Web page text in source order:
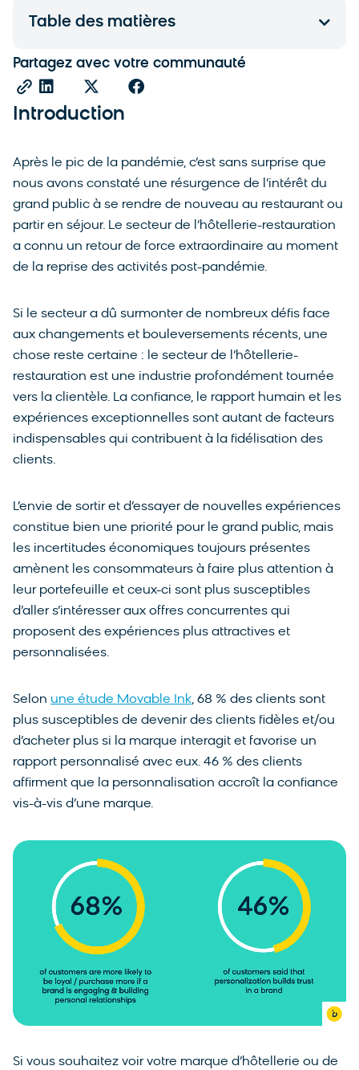
Introduction
Après le pic de la pandémie, c’est sans surprise que
nous avons constaté une résurgence de l’intérêt du
grand public à se rendre de nouveau au restaurant ou
partir en séjour. Le secteur de l’hôtellerie-restauration
a connu un retour de force extraordinaire au moment
de la reprise des activités post-pandémie.
Si le secteur a dû surmonter de nombreux défis face
aux changements et bouleversements récents, une
chose reste certaine : le secteur de l’hôtellerie-
restauration est une industrie profondément tournée
vers la clientèle. La confiance, le rapport humain et les
expériences exceptionnelles sont autant de facteurs
indispensables qui contribuent à la fidélisation des
clients.
L’envie de sortir et d’essayer de nouvelles expériences
constitue bien une priorité pour le grand public, mais
les incertitudes économiques toujours présentes
amènent les consommateurs à faire plus attention à
leur portefeuille et ceux-ci sont plus susceptibles
d’aller s’intéresser aux offres concurrentes qui
proposent des expériences plus attractives et
personnalisées.
Selon une étude Movable Ink, 68 % des clients sont
plus susceptibles de devenir des clients fidèles et/ou
d’acheter plus si la marque interagit et favorise un
rapport personnalisé avec eux. 46 % des clients
affirment que la personnalisation accroît la confiance
vis-à-vis d’une marque.
Si vous souhaitez voir votre marque d’hôtellerie ou de
Table des matières
Partagez avec votre communauté